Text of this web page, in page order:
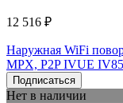
12 516 ₽
Наружная WiFi
MPX, P2P IVUE
Подписаться
Нет в наличии